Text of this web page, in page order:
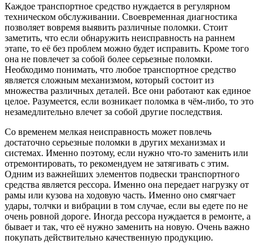
Каждое транспортное средство нуждается в регулярном
техническом обслуживании. Своевременная диагностика
позволяет вовремя выявить различные поломки. Стоит
заметить, что если обнаружить неисправность на раннем
этапе, то её без проблем можно будет исправить. Кроме того
она не повлечет за собой более серьезные поломки.
Необходимо понимать, что любое транспортное средство
является сложным механизмом, который состоит из
множества различных деталей. Все они работают как единое
целое. Разумеется, если возникает поломка в чём-либо, то это
незамедлительно влечет за собой другие последствия.
Со временем мелкая неисправность может повлечь
достаточно серьезные поломки в других механизмах и
системах. Именно поэтому, если нужно что-то заменить или
отремонтировать, то рекомендуем не затягивать с этим.
Одним из важнейших элементов подвески транспортного
средства является рессора. Именно она передает нагрузку от
рамы или кузова на ходовую часть. Именно оно смягчает
удары, толчки и вибрации в том случае, если вы едете по не
очень ровной дороге. Иногда рессора нуждается в ремонте, а
бывает и так, что её нужно заменить на новую. Очень важно
покупать действительно качественную продукцию.